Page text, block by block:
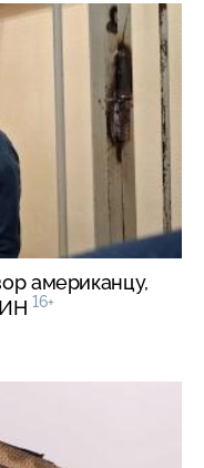
американцу,
16+